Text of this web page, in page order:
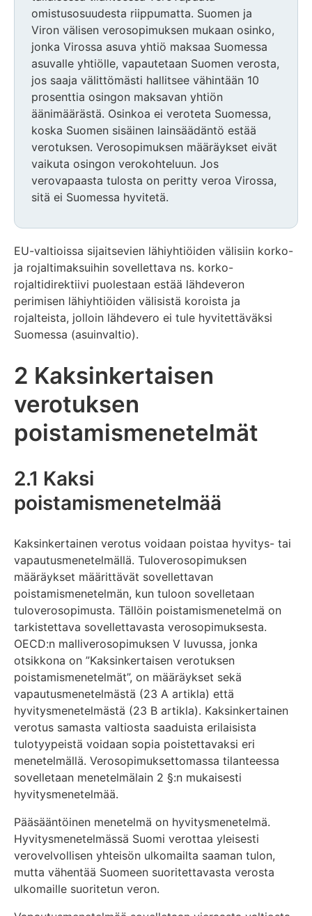
omistusosuudesta riippumatta. Suomen ja
Viron välisen verosopimuksen mukaan osinko,
jonka Virossa asuva yhtiö maksaa Suomessa
asuvalle yhtiölle, vapautetaan Suomen verosta,
jos saaja välittömästi hallitsee vähintään 10
prosenttia osingon maksavan yhtiön
äänimäärästä. Osinkoa ei veroteta Suomessa,
koska Suomen sisäinen lainsäädäntö estää
verotuksen. Verosopimuksen määräykset eivät
vaikuta osingon verokohteluun. Jos
verovapaasta tulosta on peritty veroa Virossa,
sitä ei Suomessa hyvitetä.
EU-valtioissa sijaitsevien lähiyhtiöiden välisiin korko-
ja rojaltimaksuihin sovellettava ns. korko-
rojaltidirektiivi puolestaan estää lähdeveron
perimisen lähiyhtiöiden välisistä koroista ja
rojalteista, jolloin lähdevero ei tule hyvitettäväksi
Suomessa (asuinvaltio).
2 Kaksinkertaisen
verotuksen
poistamismenetelmät
2.1 Kaksi
poistamismenetelmää
Kaksinkertainen verotus voidaan poistaa hyvitys- tai
vapautusmenetelmällä. Tuloverosopimuksen
määräykset määrittävät sovellettavan
poistamismenetelmän, kun tuloon sovelletaan
tuloverosopimusta. Tällöin poistamismenetelmä on
tarkistettava sovellettavasta verosopimuksesta.
OECD:n malliverosopimuksen V luvussa, jonka
otsikkona on ”Kaksinkertaisen verotuksen
poistamismenetelmät”, on määräykset sekä
vapautusmenetelmästä (23 A artikla) että
hyvitysmenetelmästä (23 B artikla). Kaksinkertainen
verotus samasta valtiosta saaduista erilaisista
tulotyypeistä voidaan sopia poistettavaksi eri
menetelmällä. Verosopimuksettomassa tilanteessa
sovelletaan menetelmälain 2 §:n mukaisesti
hyvitysmenetelmää.
Pääsääntöinen menetelmä on hyvitysmenetelmä.
Hyvitysmenetelmässä Suomi verottaa yleisesti
verovelvollisen yhteisön ulkomailta saaman tulon,
mutta vähentää Suomeen suoritettavasta verosta
ulkomaille suoritetun veron.